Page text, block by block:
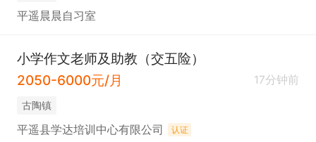
平遥晨晨自习室
小学作文老师及助教（交五险）
2050-6000元/月
17分钟前
古陶镇
平遥县学达培训中心有限公司 认证